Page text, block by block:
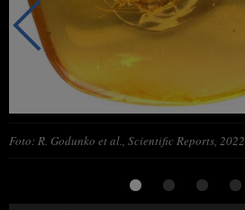
Foto: R. Godunko et al., Scientific Reports, 2022